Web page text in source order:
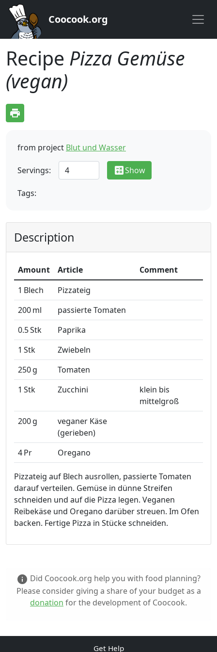
Coocook.org
Recipe Pizza Gemüse
(vegan)
print
from project Blut und Wasser
Servings: calculateShow
Tags:
Description
Amount Article
Comment
1 Blech
Pizzateig
200ml
passierte Tomaten
0.5Stk
Paprika
1 Stk
Zwiebeln
250g
Tomaten
1 Stk Zucchini
klein bis
mittelgroß
200g
veganer Käse
(gerieben)
4Pr Oregano
Pizzateig auf Blech ausrollen, passierte Tomaten
darauf verteilen. Gemüse in dünne Streifen
schneiden und auf die Pizza legen. Veganen
Reibekäse und Oregano darüber streuen. Im Ofen
backen. Fertige Pizza in Stücke schneiden.
info Did Coocook.org help you with food planning?
Please consider giving a share of your budget as a
donation for the development of Coocook.
Get Help